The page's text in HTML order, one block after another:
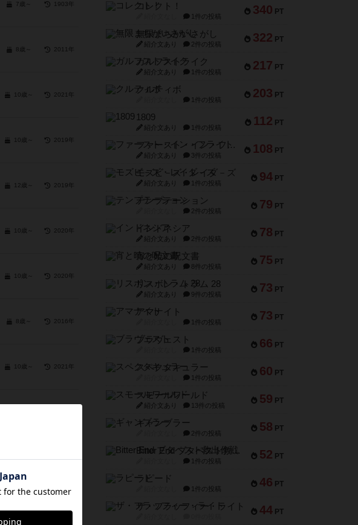
7歳～ 1903年
8歳～ 2011年
10歳～ 2021年
10歳～ 2019年
12歳～ 2019年
10歳～ 2020年
10歳～ 2020年
8歳～ 2016年
10歳～ 2021年
340 PT
コレクト！
1件の投稿
322 PT
無限まちがいさがし
紹介文あり 2件の投稿
217 PT
ガルフストライク
紹介文あり 1件の投稿
203 PT
クルティボ
1件の投稿
112 PT
1809
紹介文あり 1件の投稿
108 PT
ファースト・イン・フライト
紹介文あり 3件の投稿
94 PT
モズビ－ズ・レイダ－ズ
紹介文あり 1件の投稿
79 PT
テンプテーション
2件の投稿
78 PT
インドネシア
紹介文あり 2件の投稿
75 PT
宵と暁の呪文書
紹介文あり 8件の投稿
73 PT
リスボン・トラム 28
紹介文あり 9件の投稿
73 PT
アマナイト
1件の投稿
66 PT
ブラヴェスト
1件の投稿
60 PT
スペクタキュラー
1件の投稿
59 PT
スモールワールド
紹介文あり 13件の投稿
58 PT
ギャンブラー
2件の投稿
52 PT
Bitter End ブタペスト救出作戦
1件の投稿
46 PT
ラピード
1件の投稿
44 PT
ザ・フラッフィー・ライト